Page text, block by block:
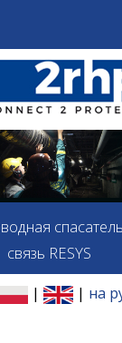
связь RESYS
| | на